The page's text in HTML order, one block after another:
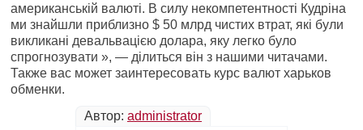
американській валюті. В силу некомпетентності Кудріна
ми знайшли приблизно $ 50 млрд чистих втрат, які були
викликані девальвацією долара, яку легко було
спрогнозувати », — ділиться він з нашими читачами.
Также вас может заинтересовать курс валют харьков
обменки.
Автор: administrator